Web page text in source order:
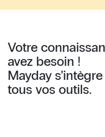
Votre
avez besoin !
Mayday
tous vos outils.